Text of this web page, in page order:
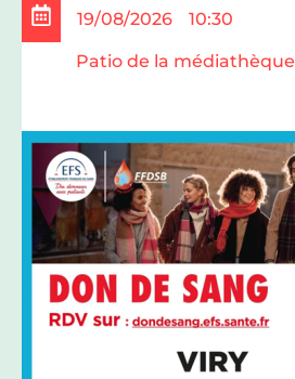
19/08/2026 10:30
Patio de la médiathèque